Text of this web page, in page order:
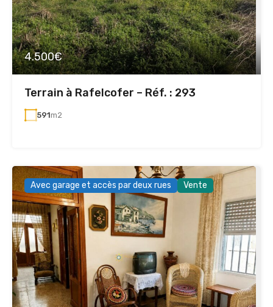
4.500€
Terrain à Rafelcofer – Réf. : 293
591m2
Avec garage et accès par deux rues Vente